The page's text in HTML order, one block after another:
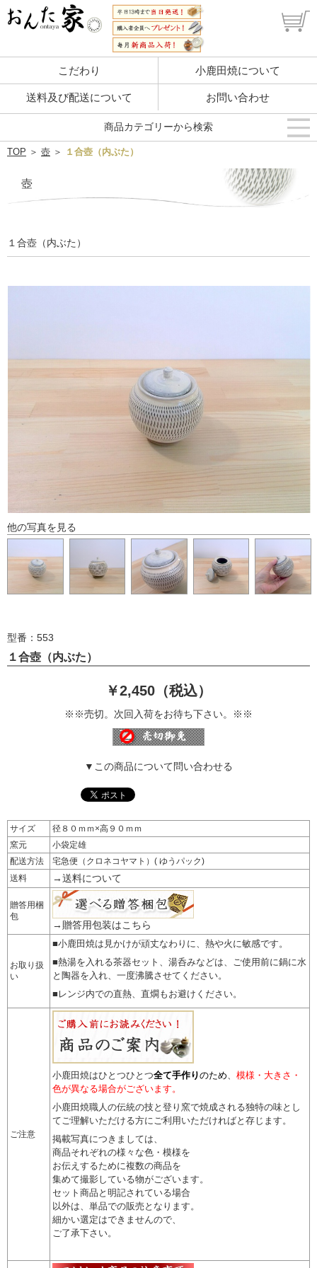
こだわり 小鹿田焼について
送料及び配送について お問い合わせ
TOP ＞ 壺 ＞ １合壺（内ぶた）
壺
１合壺（内ぶた）
他の写真を見る
型番：553
１合壺（内ぶた）
￥2,450（税込）
※※売切。次回入荷をお待ち下さい。※※
▼この商品について問い合わせる
サイズ
径８０ｍｍ×高９０ｍｍ
窯元
小袋定雄
配送方法
宅急便（クロネコヤマト）( ゆうパック)
送料
→送料について
贈答用梱
包
→贈答用包装はこちら
お取り扱
い
■小鹿田焼は見かけが頑丈なわりに、熱や火に敏感です。
■熱湯を入れる茶器セット、湯呑みなどは、ご使用前に鍋に水
と陶器を入れ、一度沸騰させてください。
■レンジ内での直熱、直燗もお避けください。
ご注意
小鹿田焼はひとつひとつ全て手作りのため
模様・大きさ・
色が異なる場合がございます。
小鹿田焼職人の伝統の技と登り窯で焼成される独特の味とし
てご理解いただける方にご利用いただければと存じます。
掲載写真につきましては、
商品それぞれの様々な色・模様を
お伝えするために複数の商品を
集めて撮影している物がございます。
セット商品と明記されている場合
以外は、単品での販売となります。
細かい選定はできませんので
ご了承下さい。
商品カテゴリーから検索